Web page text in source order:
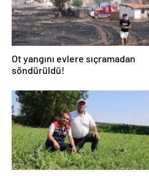
Ot yangını evlere sıçramadan
söndürüldü!